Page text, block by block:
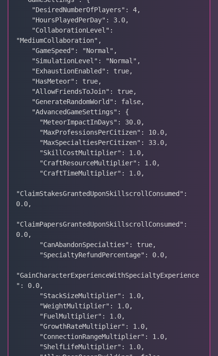
"MediumCollaboration",
"ClaimStakesGrantedUponSkillscrollConsumed":
0.0,
"ClaimPapersGrantedUponSkillscrollConsumed":
0.0,
"GainCharacterExperienceWithSpecialtyExperience
": 0.0,